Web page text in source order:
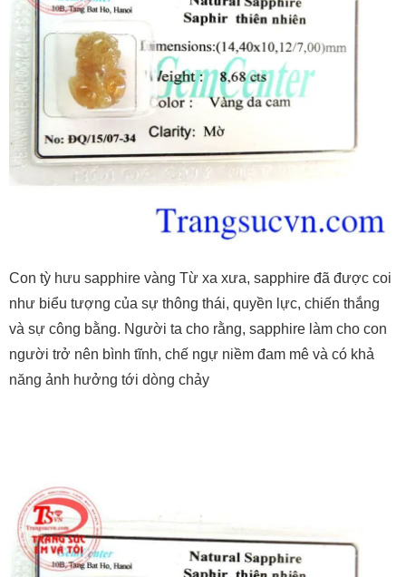
Con tỳ hưu sapphire vàng Từ xa xưa, sapphire đã được coi
như biểu tượng của sự thông thái, quyền lực, chiến thắng
và sự công bằng. Người ta cho rằng, sapphire làm cho con
người trở nên bình tĩnh, chế ngự niềm đam mê và có khả
năng ảnh hưởng tới dòng chảy